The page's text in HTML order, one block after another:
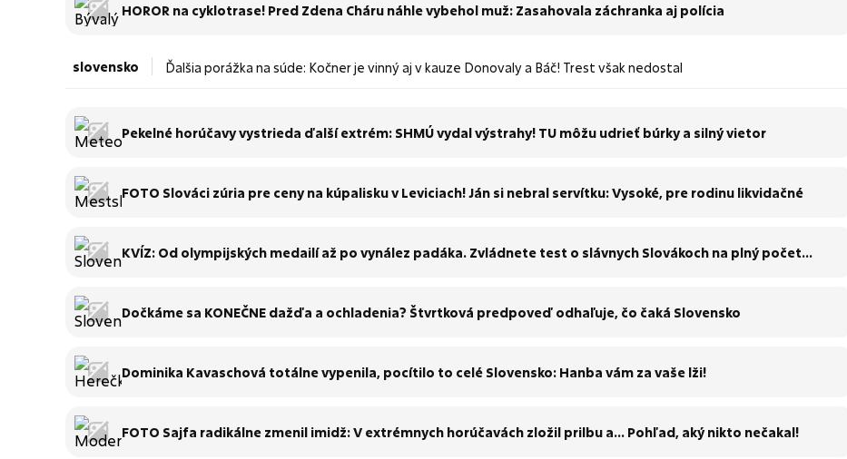
HOROR na cyklotrase! Pred Zdena Cháru náhle vybehol muž: Zasahovala záchranka aj polícia
slovensko Ďalšia porážka na súde: Kočner je vinný aj v kauze Donovaly a Báč! Trest však nedostal
Pekelné horúčavy vystrieda ďalší extrém: SHMÚ vydal výstrahy! TU môžu udrieť búrky a silný vietor
FOTO Slováci zúria pre ceny na kúpalisku v Leviciach! Ján si nebral servítku: Vysoké, pre rodinu likvidačné
KVÍZ: Od olympijských medailí až po vynález padáka. Zvládnete test o slávnych Slovákoch na plný počet
Dočkáme sa KONEČNE dažďa a ochladenia? Štvrtková predpoveď odhaľuje, čo čaká Slovensko
Dominika Kavaschová totálne vypenila, pocítilo to celé Slovensko: Hanba vám za vaše lži!
FOTO Sajfa radikálne zmenil imidž: V extrémnych horúčavách zložil prilbu a... Pohľad, aký nikto nečakal!